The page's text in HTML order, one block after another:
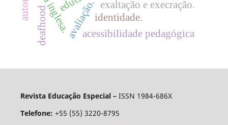
avaliação. exaltação e execração.
acessibilidade pedagógica
identidade.
deafhood
Revista Educação Especial – ISSN 1984-686X
Telefone: +55 (55) 3220-8795